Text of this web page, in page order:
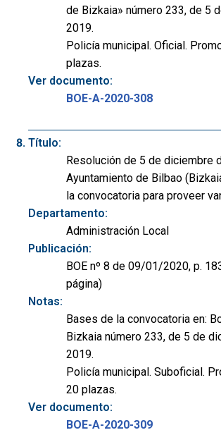
de Bizkaia» número 233, de 5
2019.
Policía municipal. Oficial.
plazas.
Ver documento:
BOE-A-2020-308
Título:
Resolución de 5 de diciembre
Ayuntamiento de Bilbao
la convocatoria para proveer
Departamento:
Administración Local
Publicación:
BOE nº 8 de 09/01/2020, p.
página)
Notas:
Bases de la convocatoria en:
Bizkaia número 233, de 5 de
2019.
Policía municipal. Suboficial.
20 plazas.
Ver documento:
BOE-A-2020-309